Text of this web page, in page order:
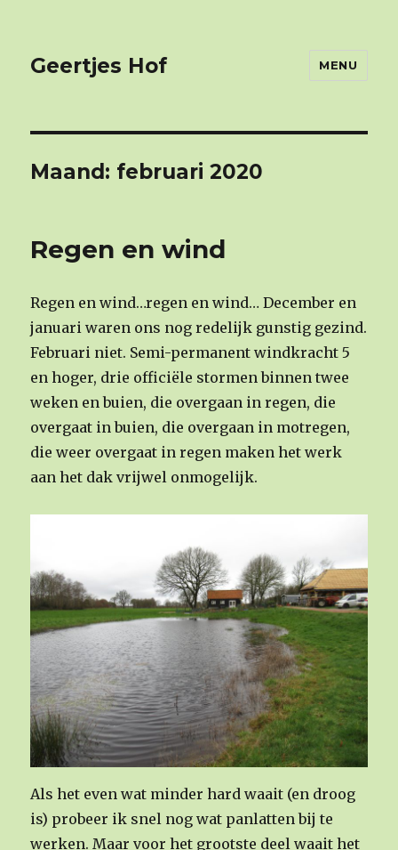
Geertjes Hof MENU
Maand: februari 2020
Regen en wind
Regen en wind…regen en wind… December en
januari waren ons nog redelijk gunstig gezind.
Februari niet. Semi-permanent windkracht 5
en hoger, drie officiële stormen binnen twee
weken en buien, die overgaan in regen, die
overgaat in buien, die overgaan in motregen,
die weer overgaat in regen maken het werk
aan het dak vrijwel onmogelijk.
Als het even wat minder hard waait (en droog
is) probeer ik snel nog wat panlatten bij te
werken. Maar voor het grootste deel waait het